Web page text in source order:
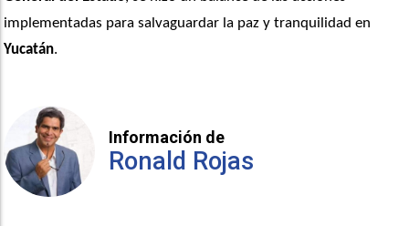
Yucatán.
Información de
Ronald Rojas